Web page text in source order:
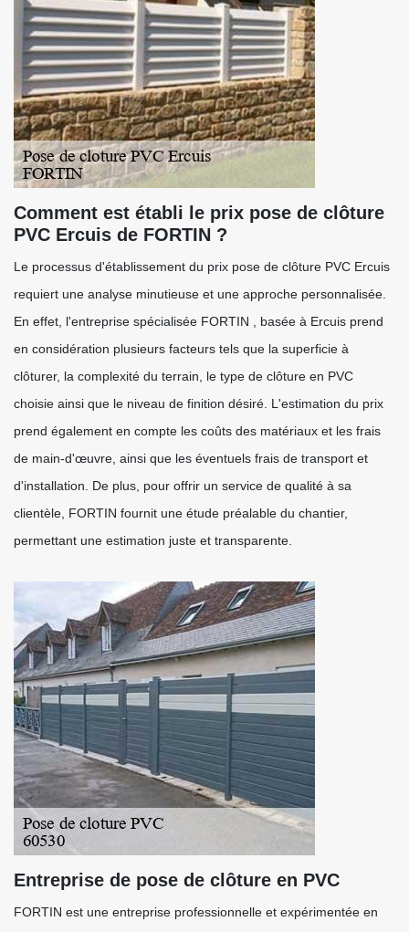
Comment est établi le prix pose de clôture
PVC Ercuis de FORTIN ?
Le processus d'établissement du prix pose de clôture PVC Ercuis
requiert une analyse minutieuse et une approche personnalisée.
En effet, l'entreprise spécialisée FORTIN , basée à Ercuis prend
en considération plusieurs facteurs tels que la superficie à
clôturer, la complexité du terrain, le type de clôture en PVC
choisie ainsi que le niveau de finition désiré. L'estimation du prix
prend également en compte les coûts des matériaux et les frais
de main-d'œuvre, ainsi que les éventuels frais de transport et
d'installation. De plus, pour offrir un service de qualité à sa
clientèle, FORTIN fournit une étude préalable du chantier,
permettant une estimation juste et transparente.
Entreprise de pose de clôture en PVC
FORTIN est une entreprise professionnelle et expérimentée en